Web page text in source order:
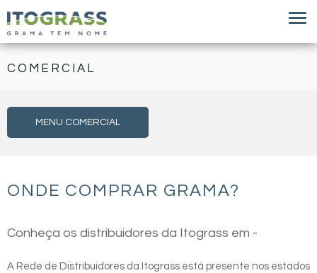
COMERCIAL
MENU COMERCIAL
ONDE COMPRAR GRAMA?
Conheça os distribuidores da Itograss em -
A Rede de Distribuidores da Itograss está presente nos estados